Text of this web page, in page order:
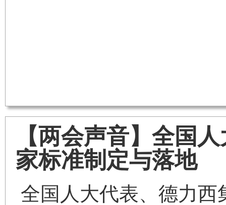
【两会声音】全国
家标准制定与落地
全国人大代表、德力